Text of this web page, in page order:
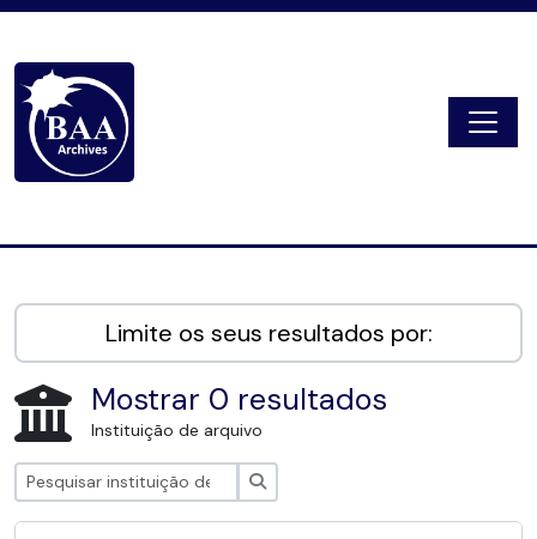
Limite os seus resultados por:
Mostrar 0 resultados
Instituição de arquivo